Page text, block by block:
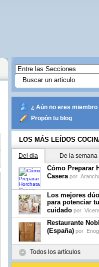
¿ Aún no eres miembro
Propón tu blog
LOS MÁS LEÍDOS
Del día De la semana
Cómo Preparar
Casera por
Los mejores
para potenciar
cuidado por
Restaurante
(España) por
Todos los artículos